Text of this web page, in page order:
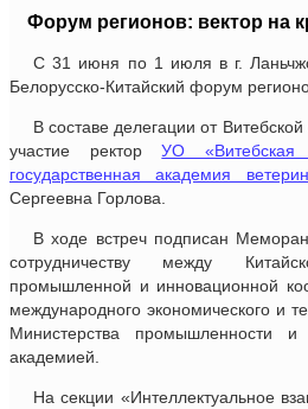
Форум регионов: вектор на
С 31 июня по 1 июля в г.
Белорусско-Китайский форум
В составе делегации от
участие ректорУО
государственная академия
Сергеевна Горлова.
В ходе встреч подписан
сотрудничеству между
промышленной и инновационной
международного экономического и
Министерства промышленности
академией.
На секции «Интеллектуальное